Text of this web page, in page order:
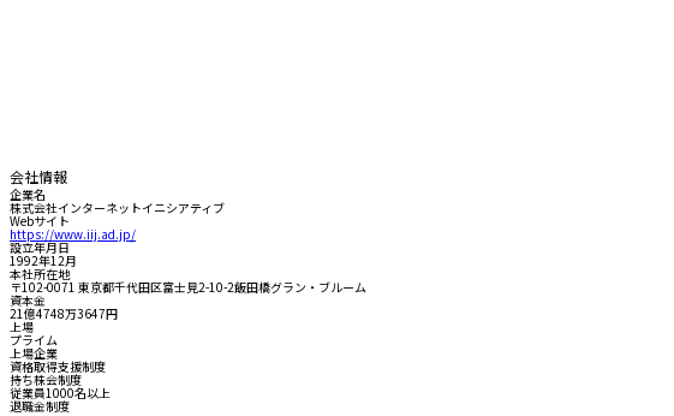
会社情報
企業名
株式会社インターネットイニシアティブ
Webサイト
https://www.iij.ad.jp/
設立年月日
1992年12月
本社所在地
〒102-0071 東京都千代田区富士見2-10-2飯田橋グラン・ブルーム
資本金
21億4748万3647円
上場
プライム
上場企業
資格取得支援制度
持ち株会制度
従業員1000名以上
退職金制度